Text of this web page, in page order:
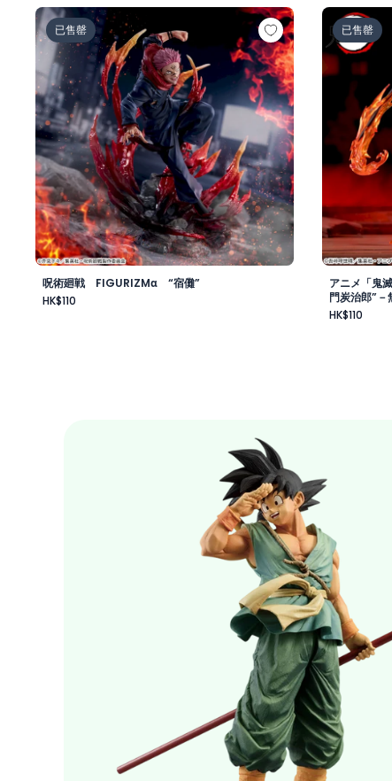
呪術廻戦 FIGURIZMα “宿儺”
已售罄
呪術廻戦 FIGURIZMα “宿儺”
HK$110
アニメ「
已售罄
アニメ「鬼
門炭治郎”－
HK$110